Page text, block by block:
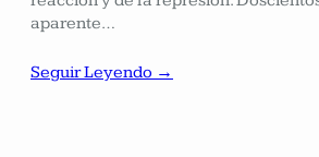
aparente…
Seguir Leyendo →